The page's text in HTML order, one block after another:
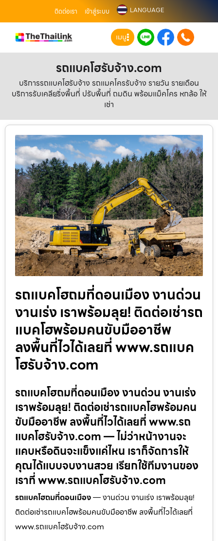
ติดต่อเรา เข้าสู่ระบบ LANGUAGE
เมนู
รถแบคโฮรับจ้าง.com
บริการรถแบคโฮรับจ้าง รถแมคโครรับจ้าง รายวัน รายเดือน
บริการรับเคลียริ่งพื้นที่ ปรับพื้นที่ ถมดิน พร้อมแม็คโคร หกล้อ ให้
เช่า
รถแบคโฮถมที่ดอนเมือง งานด่วน
งานเร่ง เราพร้อมลุย! ติดต่อเช่ารถ
แบคโฮพร้อมคนขับมืออาชีพ
ลงพื้นที่ไวได้เลยที่ www.รถแบค
โฮรับจ้าง.com
รถแบคโฮถมที่ดอนเมือง งานด่วน งานเร่ง
เราพร้อมลุย! ติดต่อเช่ารถแบคโฮพร้อมคน
ขับมืออาชีพ ลงพื้นที่ไวได้เลยที่ www.รถ
แบคโฮรับจ้าง.com — ไม่ว่าหน้างานจะ
แคบหรือดินจะแข็งแค่ไหน เราก็จัดการให้
คุณได้แบบจบงานสวย เรียกใช้ทีมงานของ
เราที่ www.รถแบคโฮรับจ้าง.com
รถแบคโฮถมที่ดอนเมือง— งานด่วน งานเร่ง เราพร้อมลุย!
ติดต่อเช่ารถแบคโฮพร้อมคนขับมืออาชีพ ลงพื้นที่ไวได้เลยที่
www.รถแบคโฮรับจ้าง.com